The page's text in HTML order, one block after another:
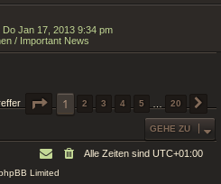
Do Jan 17, 2013 9:34 pm
/ Important News
SEITE 1VON
1 2 3 4 5 20
GEHE ZU
Alle Zeiten sind UTC+01:00
Limited